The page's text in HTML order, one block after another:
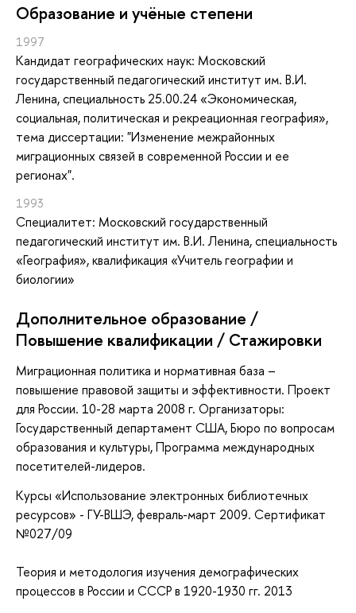
Oбразование и учёные степени
1997
Кандидат географических наук: Московский
государственный педагогический институт им. В.И.
Ленина, специальность 25.00.24 «Экономическая,
социальная, политическая и рекреационная география»,
тема диссертации: "Изменение межрайонных
миграционных связей в современной России и ее
регионах".
1993
Специалитет: Московский государственный
педагогический институт им. В.И. Ленина, специальность
«География», квалификация «Учитель географии и
биологии»
Дополнительное образование /
Повышение квалификации / Стажировки
Миграционная политика и нормативная база –
повышение правовой защиты и эффективности. Проект
для России. 10-28 марта 2008 г. Организаторы:
Государственный департамент США, Бюро по вопросам
образования и культуры, Программа международных
посетителей-лидеров.
Курсы «Использование электронных библиотечных
ресурсов» - ГУ-ВШЭ, февраль-март 2009. Сертификат
№027/09
Теория и методология изучения демографических
процессов в России и СССР в 1920-1930 гг. 2013